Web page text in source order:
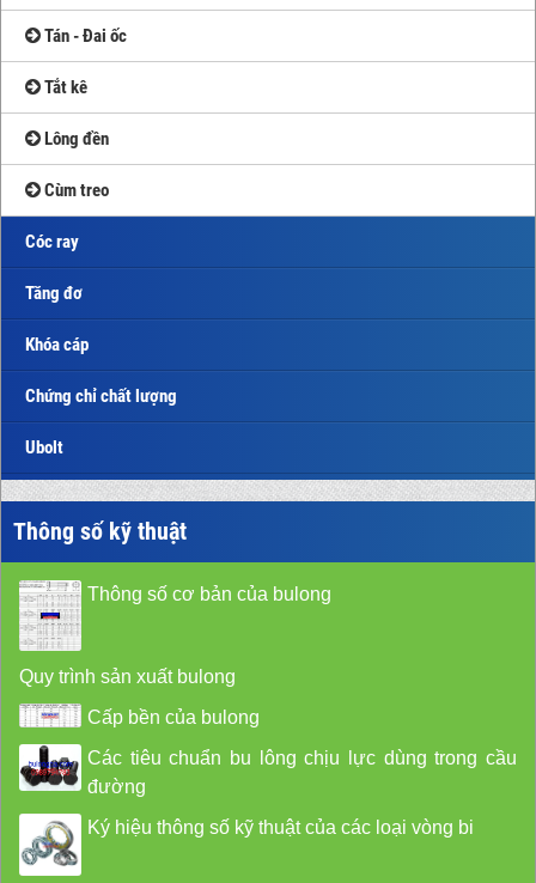
Tán - Đai ốc
Tắt kê
Lông đền
Cùm treo
Cóc ray
Tăng đơ
Khóa cáp
Chứng chỉ chất lượng
Ubolt
Thông số kỹ thuật
Thông số cơ bản của bulong
Quy trình sản xuất bulong
Cấp bền của bulong
Các tiêu chuẩn bu lông chịu lực dùng trong cầu
đường
Ký hiệu thông số kỹ thuật của các loại vòng bi